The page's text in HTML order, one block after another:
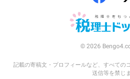
© 2026
記載の寄稿文・プロフィールなど、すべての
送信等を禁じ